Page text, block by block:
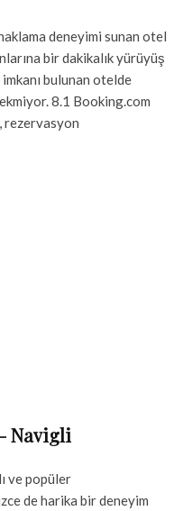
deneyimi sunan otel
bir dakikalık yürüyüş
bulunan otelde
8.1 Booking.com
rezervasyon
Navigli
ve popüler
de harika bir deneyim